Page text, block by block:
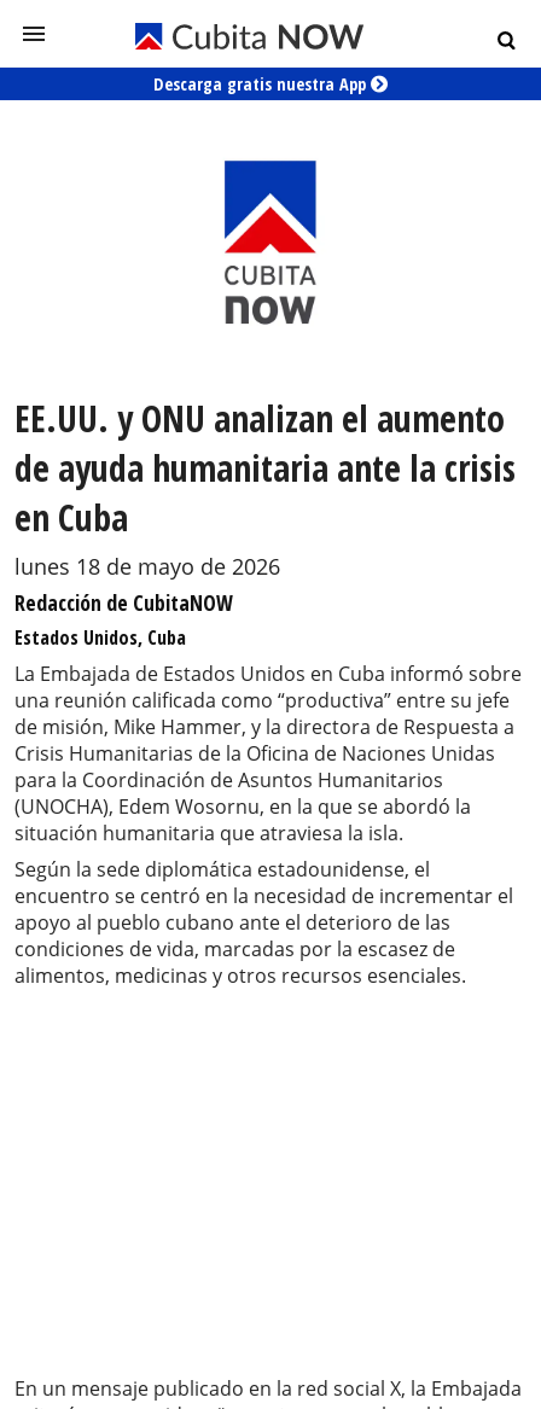
Descarga gratis nuestra App
EE.UU. y ONU analizan el aumento
de ayuda humanitaria ante la crisis
en Cuba
lunes 18 de mayo de 2026
Redacción de CubitaNOW
Estados Unidos, Cuba
La Embajada de Estados Unidos en Cuba informó sobre
una reunión calificada como “productiva” entre su jefe
de misión, Mike Hammer, y la directora de Respuesta a
Crisis Humanitarias de la Oficina de Naciones Unidas
para la Coordinación de Asuntos Humanitarios
(UNOCHA), Edem Wosornu, en la que se abordó la
situación humanitaria que atraviesa la isla.
Según la sede diplomática estadounidense, el
encuentro se centró en la necesidad de incrementar el
apoyo al pueblo cubano ante el deterioro de las
condiciones de vida, marcadas por la escasez de
alimentos, medicinas y otros recursos esenciales.
En un mensaje publicado en la red social X, la Embajada